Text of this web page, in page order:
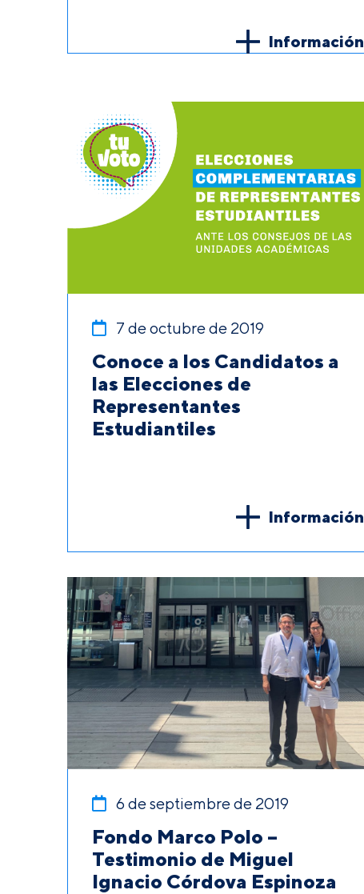
Información
7 de octubre de 2019
Conoce a los Candidatos a
las Elecciones de
Representantes
Estudiantiles
Información
6 de septiembre de 2019
Fondo Marco Polo –
Testimonio de Miguel
Ignacio Córdova Espinoza